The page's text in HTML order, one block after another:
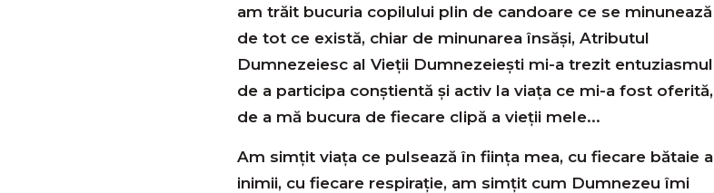
am trăit bucuria copilului plin de candoare ce se minunează
de tot ce există, chiar de minunarea însăși, Atributul
Dumnezeiesc al Vieții Dumnezeiești mi-a trezit entuziasmul
de a participa conștientă și activ la viața ce mi-a fost oferită,
de a mă bucura de fiecare clipă a vieții mele...
Am simțit viața ce pulsează în ființa mea, cu fiecare bătaie a
inimii, cu fiecare respirație, am simțit cum Dumnezeu îmi